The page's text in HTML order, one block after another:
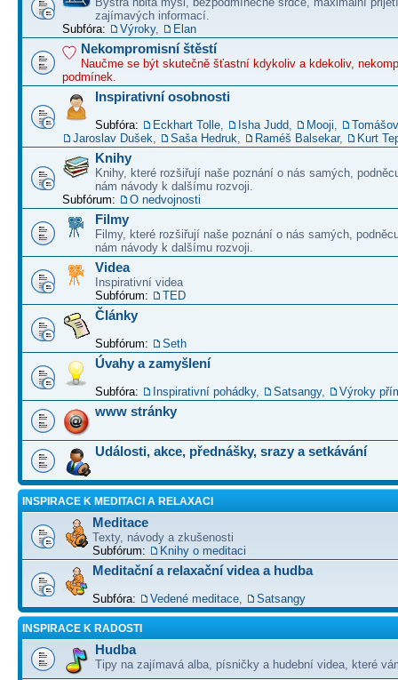
zajímavých informací.
Subfóra:
Výroky, Elan
Nekompromisní štěstí
Naučme se být skutečně šťastní kdykoliv a kdekoliv,
podmínek.
Inspirativní osobnosti
Subfóra: Eckhart Tolle Isha Judd Mooji
Jaroslav Dušek
Saša Hedruk Raméš Balsekar, Kurt
Knihy
Knihy, které rozšiřují naše poznání o nás samých,
nám návody k dalšímu rozvoji.
Subfórum:
O nedvojnosti
Filmy
Filmy, které rozšiřují naše poznání o nás samých,
nám návody k dalšímu rozvoji.
Videa
Inspirativní videa
Subfórum:
TED
Články
Subfórum: Seth
Úvahy a zamyšlení
Subfóra: Inspirativní pohádky, Satsangy, Výroky
www stránky
Události, akce, přednášky, srazy a setkávání
INSPIRACE K MEDITACI A RELAXACI
Meditace
Texty, návody a zkušenosti
Subfórum:
Knihy o meditaci
Meditační a relaxační videa a hudba
Subfóra: Vedené meditace Satsangy
INSPIRACE K RADOSTI
Hudba
Tipy na zajímavá alba, písničky a hudební videa, které